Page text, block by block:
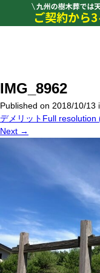
IMG_8962
Published on 2018/10/13
デメリット Full resolution
Next →